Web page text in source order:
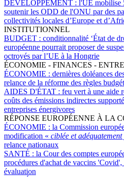
DÉVELOPPEMENT : l'UE mobilise
soutenir les ODD de l'ONU par des
collectivités locales d’Europe et
INSTITUTIONNEL
BUDGET : conditionnalité ‘État de
européenne pourrait proposer de
octroyés par l’UE à la Hongrie
ÉCONOMIE - FINANCES -
ÉCONOMIE : dernières doléances
relance de la réforme des règles
AIDES D'ÉTAT : feu vert à une aide
coûts des émissions indirectes
entreprises énergivores
RÉPONSE EUROPÉENNE À LA
ÉCONOMIE : la Commission
modification « ciblée et
relance nationaux
SANTÉ : la Cour des comptes
procédures d'achat de vaccins
évaluation